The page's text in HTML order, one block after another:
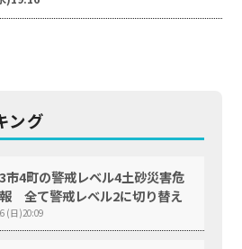
ング
市4町の警戒レベル4土砂災害危
全て警戒レベル2に切り替え
(日)20:09